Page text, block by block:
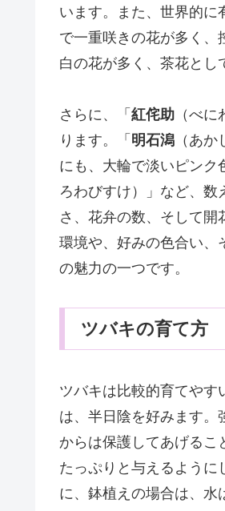
います。また、世界的に
で一重咲きの花が多く、
白の花が多く、茶花とし
さらに、「 紅侘助 （べ
ります。「 明石潟 （あ
にも、大輪で淡いピンク
ろわびすけ）」など、数
さ、花弁の数、そして
環境や、好みの色合い、
の魅力の一つです。
ツバキの育て方
ツバキは比較的育てやす
は、半日陰を好みます。
からは保護してあげるこ
たっぷりと与えるように
に、鉢植えの場合は、水